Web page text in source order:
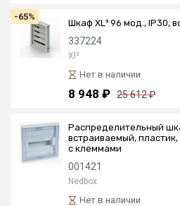
-65%
Шкаф XL³ 96 мод., IP30,
337224
Xl³
Нет в наличии
8 948 ₽ 25 612 ₽
Распределительный
встраиваемый,
с клеммами
001421
Nedbox
Нет в наличии